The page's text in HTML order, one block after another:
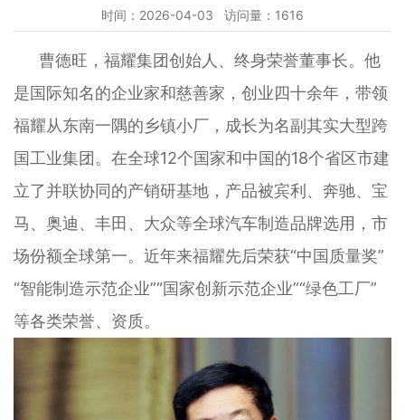
时间：2026-04-03 访问量：1616
曹德旺，福耀集团创始人、终身荣誉董事长。他
是国际知名的企业家和慈善家，创业四十余年，带领
福耀从东南一隅的乡镇小厂，成长为名副其实大型跨
国工业集团。在全球12个国家和中国的18个省区市建
立了并联协同的产销研基地，产品被宾利、奔驰、宝
马、奥迪、丰田、大众等全球汽车制造品牌选用，市
场份额全球第一。近年来福耀先后荣获“中国质量奖”
“智能制造示范企业”“国家创新示范企业”“绿色工厂”
等各类荣誉、资质。